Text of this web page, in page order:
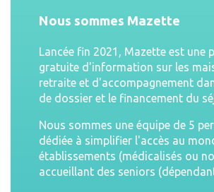
Nous sommes Mazette
Lancée fin 2021, Mazette est une
gratuite d'information sur les
retraite et d'accompagnement
de dossier et le financement du
Nous sommes une équipe de 5
dédiée à simplifier l'accès au
établissements (médicalisés ou
accueillant des seniors